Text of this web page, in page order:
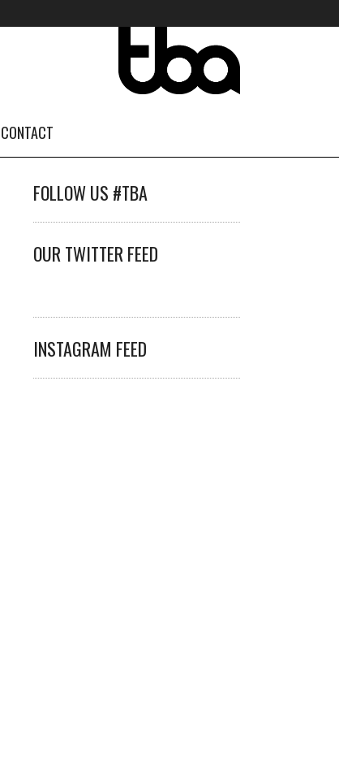
CONTACT
FOLLOW US #TBA
OUR TWITTER FEED
INSTAGRAM FEED